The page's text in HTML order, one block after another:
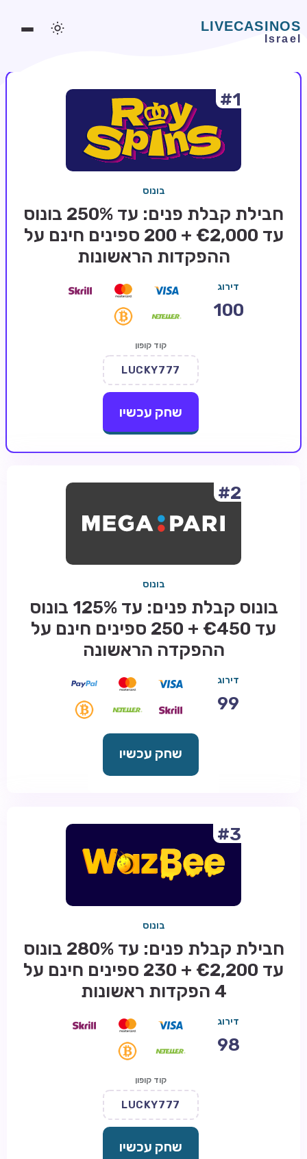
משחקים אונליין
משחקים חינמיים
בלאקג'ק אונליין
בונוסים בקזינו אונליין
בלוג וחדשות
#1
בונוס
חבילת קבלת פנים: עד 250% בונוס
עד €2,000 + 200 ספינים חינם על
ההפקדות הראשונות
דירוג
100
קוד קופון
LUCKY777
שחק עכשיו
#2
בונוס
בונוס קבלת פנים: עד 125% בונוס
עד €450 + 250 ספינים חינם על
ההפקדה הראשונה
דירוג
99
שחק עכשיו
#3
בונוס
חבילת קבלת פנים: עד 280% בונוס
עד €2,200 + 230 ספינים חינם על
4 הפקדות ראשונות
דירוג
98
קוד קופון
LUCKY777
שחק עכשיו